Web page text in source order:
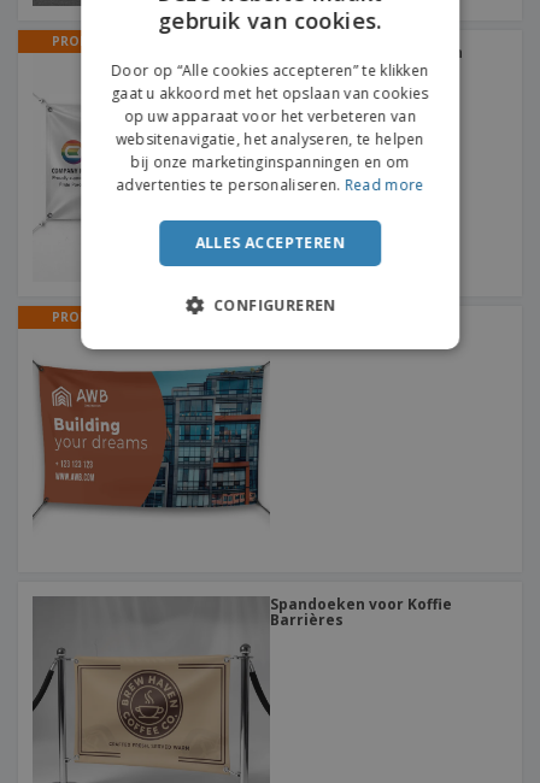
PROMO
Spandoeken Pride Month
PROMO
Spandoeken voor Koffie
Barrières
ENGLISH
gebruik van cookies.
Door op “Alle cookies accepteren” te klikken
gaat u akkoord met het opslaan van cookies
op uw apparaat voor het verbeteren van
websitenavigatie, het analyseren, te helpen
bij onze marketinginspanningen en om
advertenties te personaliseren. Read more
ALLES ACCEPTEREN
CONFIGUREREN